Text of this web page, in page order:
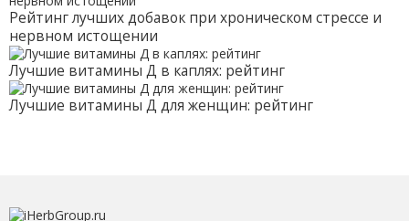
Рейтинг лучших добавок при хроническом стрессе и
нервном истощении
Лучшие витамины Д в каплях: рейтинг
Лучшие витамины Д для женщин: рейтинг